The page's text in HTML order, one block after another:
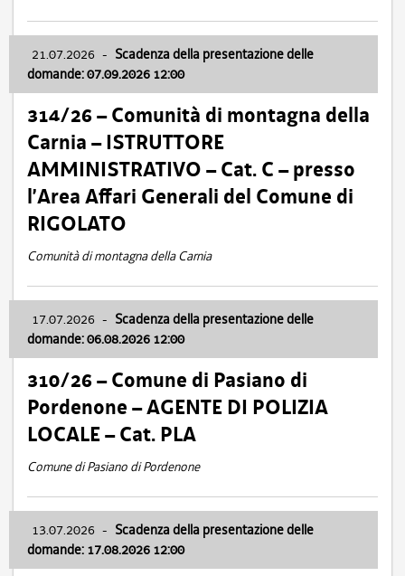
21.07.2026 - Scadenza della presentazione delle
domande: 07.09.2026 12:00
314/26 – Comunità di montagna della
Carnia – ISTRUTTORE
AMMINISTRATIVO – Cat. C – presso
l’Area Affari Generali del Comune di
RIGOLATO
Comunità di montagna della Carnia
17.07.2026 - Scadenza della presentazione delle
domande: 06.08.2026 12:00
310/26 – Comune di Pasiano di
Pordenone – AGENTE DI POLIZIA
LOCALE – Cat. PLA
Comune di Pasiano di Pordenone
13.07.2026 - Scadenza della presentazione delle
domande: 17.08.2026 12:00